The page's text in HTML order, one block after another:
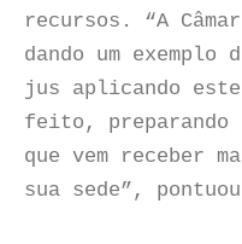
recursos. “A
dando um exemplo
jus aplicando
feito, preparando
que vem receber
sua sede”,